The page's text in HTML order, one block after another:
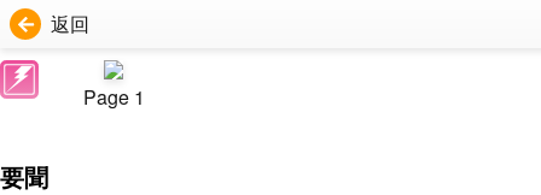
返回
Page 1
要聞